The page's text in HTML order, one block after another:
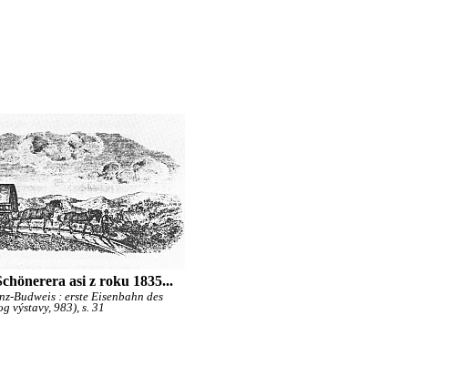
asi z roku 1835...
Budweis : erste Eisenbahn des
výstavy, 983), s. 31